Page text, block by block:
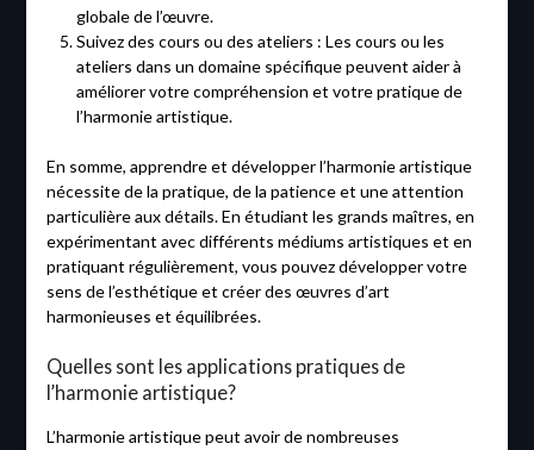
globale de l’œuvre.
Suivez des cours ou des ateliers : Les cours ou les
ateliers dans un domaine spécifique peuvent aider à
améliorer votre compréhension et votre pratique de
l’harmonie artistique.
En somme, apprendre et développer l’harmonie artistique
nécessite de la pratique, de la patience et une attention
particulière aux détails. En étudiant les grands maîtres, en
expérimentant avec différents médiums artistiques et en
pratiquant régulièrement, vous pouvez développer votre
sens de l’esthétique et créer des œuvres d’art
harmonieuses et équilibrées.
Quelles sont les applications pratiques de
l’harmonie artistique?
L’harmonie artistique peut avoir de nombreuses